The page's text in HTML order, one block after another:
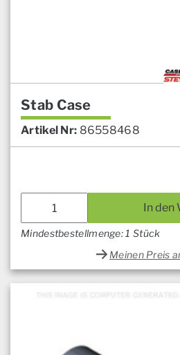
Stab Case
Artikel Nr: 86558468
In
Mindestbestellmenge: 1 Stück
Meinen Preis